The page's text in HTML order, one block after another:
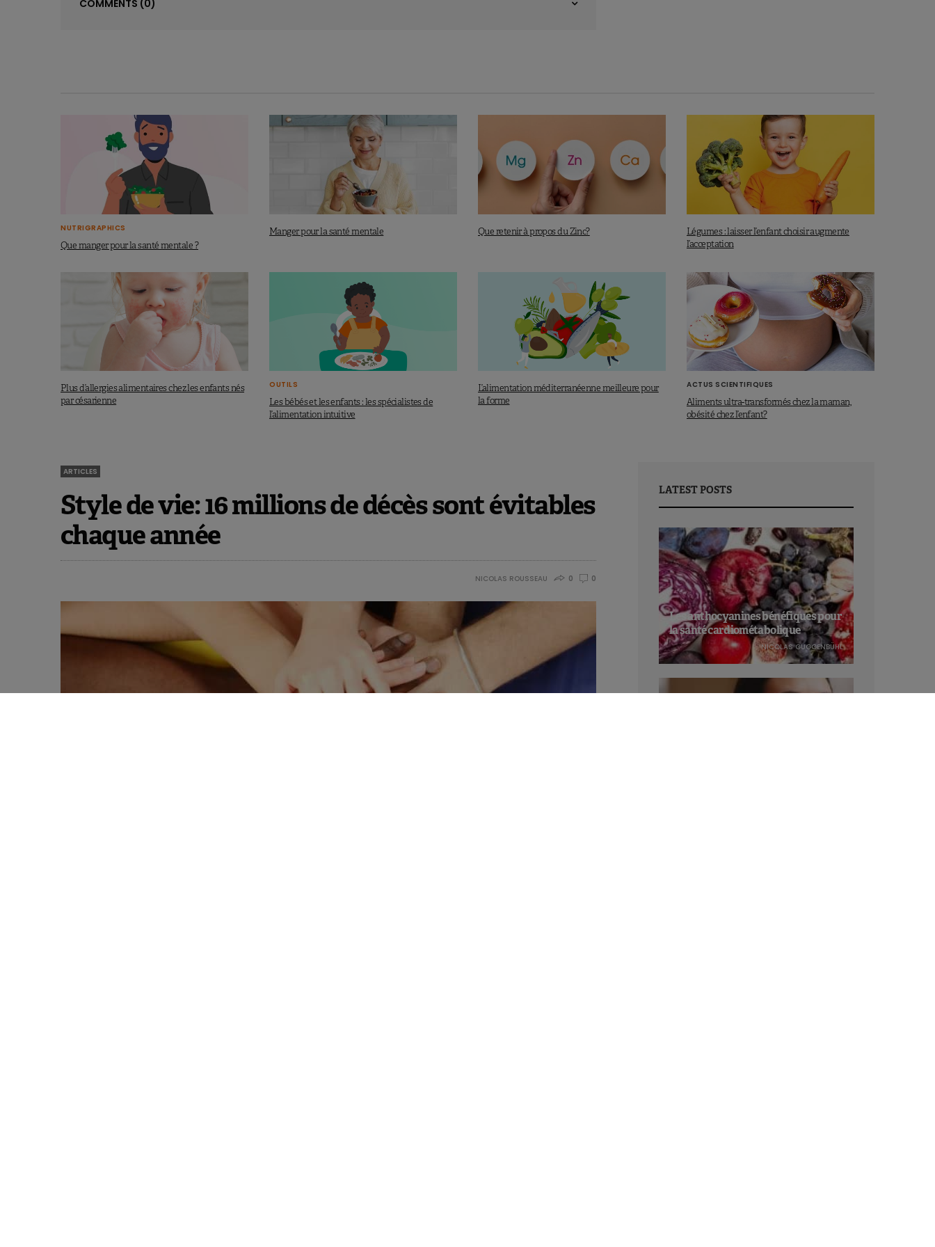
COMMENTS (0)
NUTRIGRAPHICS
Que manger pour la santé mentale ?
Manger pour la santé mentale Que retenir à propos du Zinc?
Légumes : laisser l’enfant choisir augmente
l’acceptation
Plus d’allergies alimentaires chez les enfants nés
par césarienne
OUTILS
Les bébés et les enfants : les spécialistes de
l’alimentation intuitive
L’alimentation méditerranéenne meilleure pour
la forme
ACTUS SCIENTIFIQUES
Aliments ultra-transformés chez la maman,
obésité chez l’enfant?
ARTICLES
Style de vie: 16 millions de décès sont évitables
chaque année
NICOLAS ROUSSEAU 0 0
LATEST POSTS
Les anthocyanines bénéfiques pour
la santé cardiométabolique
NICOLAS GUGGENBÜHL